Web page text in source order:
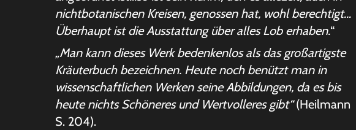
nichtbotanischen Kreisen, genossen hat, wohl berechtigt…
Überhaupt ist die Ausstattung über alles Lob erhaben.“
„Man kann dieses Werk bedenkenlos als das großartigste
Kräuterbuch bezeichnen. Heute noch benützt man in
wissenschaftlichen Werken seine Abbildungen, da es bis
heute nichts Schöneres und Wertvolleres gibt“(Heilmann
S. 204).